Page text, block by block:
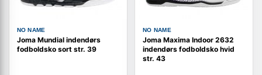
NO NAME
Joma Mundial indendørs
fodboldsko sort str. 39
NO NAME
Joma Maxima Indoor 2632
indendørs fodboldsko hvid
str. 43